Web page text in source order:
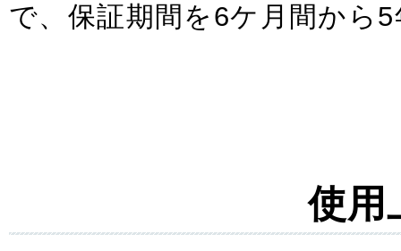
で、保証期間を6ケ月間から
使用